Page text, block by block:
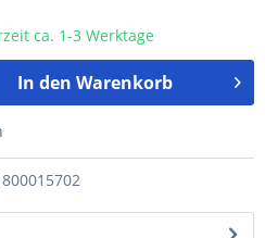
ca. 1-3 Werktage
In den Warenkorb